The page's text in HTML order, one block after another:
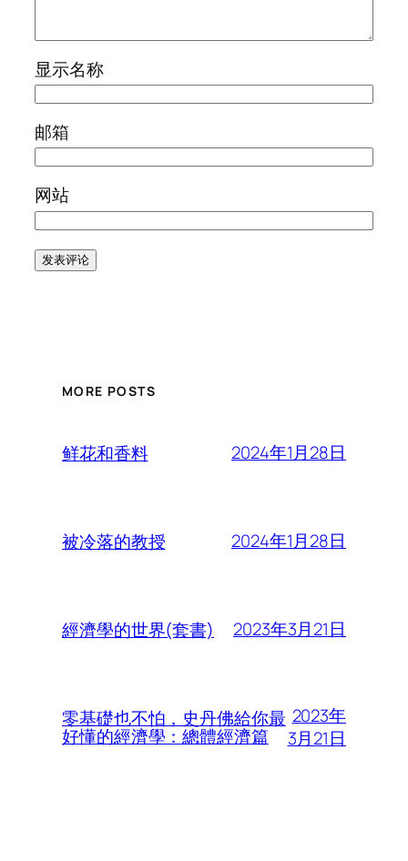
显示名称
邮箱
网站
MORE POSTS
鲜花和香料 2024年1月28日
被冷落的教授 2024年1月28日
經濟學的世界(套書) 2023年3月21日
零基礎也不怕，史丹佛給你最
好懂的經濟學：總體經濟篇
2023年
3月21日